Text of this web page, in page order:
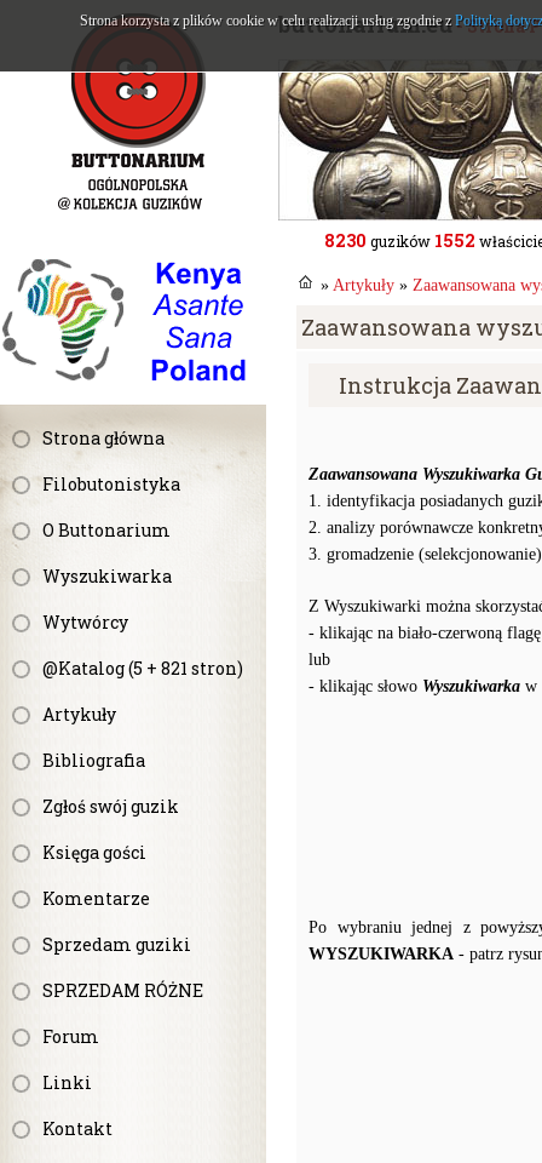
Strona główna
Filobutonistyka
O Buttonarium
Wyszukiwarka
Wytwórcy
@Katalog (5 + 821 stron)
Artykuły
Bibliografia
Zgłoś swój guzik
Księga gości
Komentarze
Sprzedam guziki
SPRZEDAM RÓŻNE
Forum
Linki
Kontakt
buttonarium.eu- Strona
8230 guzików 1552
» Artykuły » Zaawansowana
Zaawansowana
Instrukcja
Zaawansowana Wyszukiwarka
1. identyfikacja posiadanych
2. analizy porównawcze
3. gromadzenie
Z Wyszukiwarki można
- klikając na biało-czerwoną
lub
- klikając słowo Wyszukiwarka w
Po wybraniu jednej z
WYSZUKIWARKA - patrz
Strona korzysta z plików cookie w celu realizacji usług zgodnie z Polityką